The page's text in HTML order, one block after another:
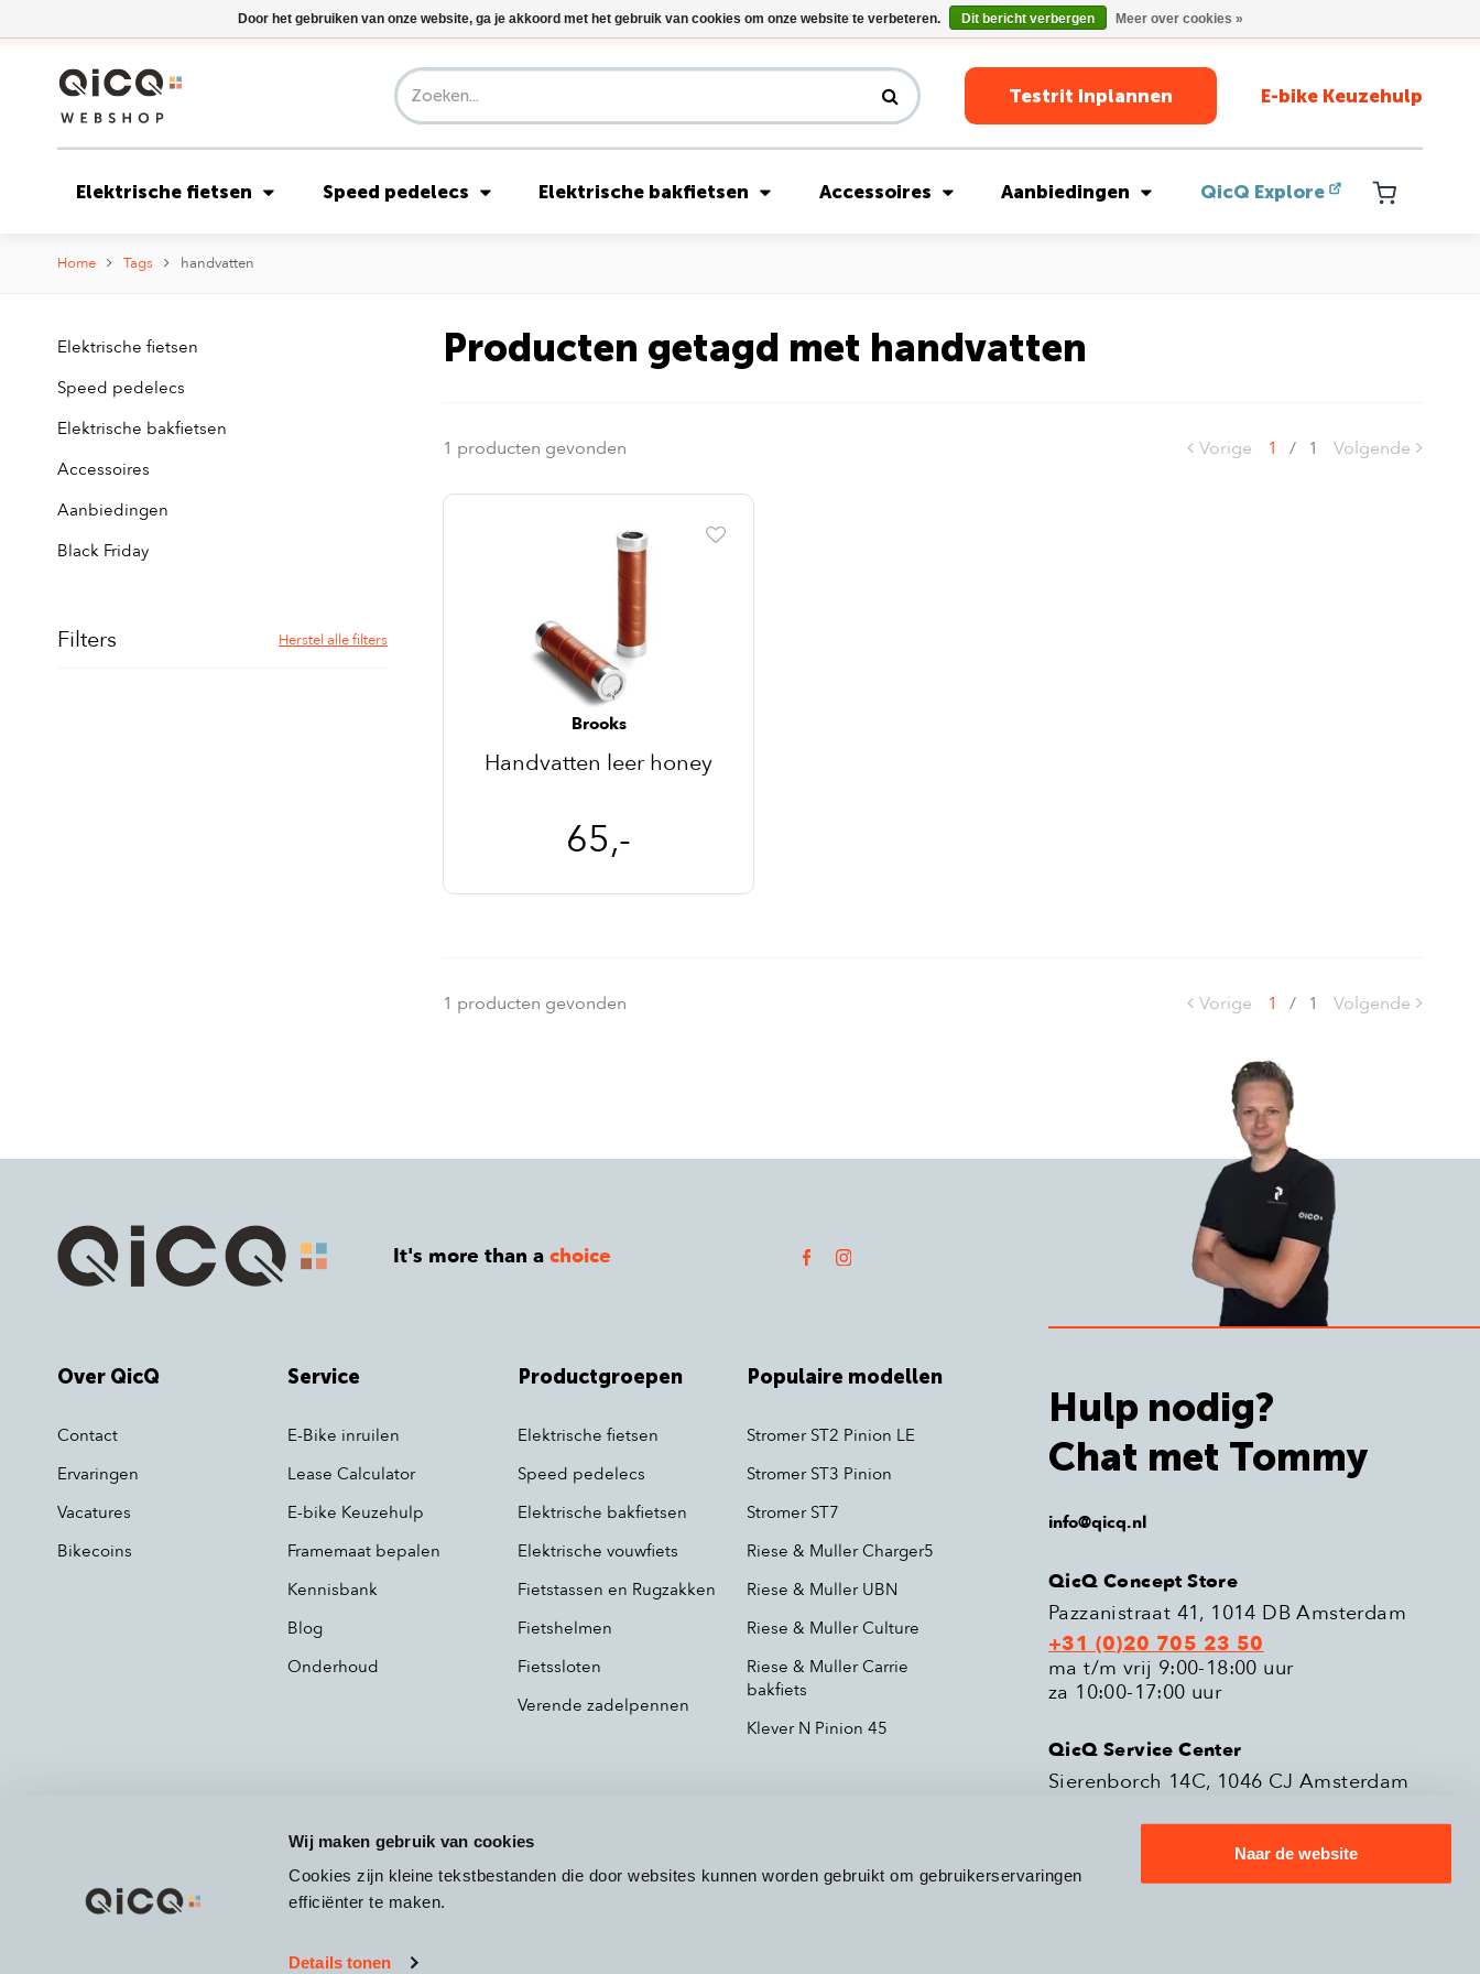
Wij maken gebruik van cookies
Cookies zijn kleine tekstbestanden die door websites kunnen worden gebruikt om gebruikerservaringen
efficiënter te maken.
Details tonen
Naar de website
Riese & Müller Nevo5 Silent Core nu direct uit voorraad leverbaar!
Testrit Inplannen E-bike Keuzehulp
Elektrische fietsen Speed pedelecs Elektrische bakfietsen Accessoires Aanbiedingen QicQ Explore
Home Tags handvatten
Elektrische fietsen
Speed pedelecs
Elektrische bakfietsen
Accessoires
Aanbiedingen
Black Friday
Filters Herstel alle filters
Producten getagd met handvatten
1 producten gevonden Vorige 1 / 1 Volgende
Brooks
Handvatten leer honey
65,-
1 producten gevonden Vorige 1 / 1 Volgende
It's more than achoice
Over QicQ
Contact
Ervaringen
Vacatures
Bikecoins
Service
E-Bike inruilen
Lease Calculator
E-bike Keuzehulp
Framemaat bepalen
Kennisbank
Blog
Onderhoud
Productgroepen
Elektrische fietsen
Speed pedelecs
Elektrische bakfietsen
Elektrische vouwfiets
Fietstassen en Rugzakken
Fietshelmen
Fietssloten
Verende zadelpennen
Populaire modellen
Stromer ST2 Pinion LE
Stromer ST3 Pinion
Stromer ST7
Riese & Muller Charger5
Riese & Muller UBN
Riese & Muller Culture
Riese & Muller Carrie
bakfiets
Klever N Pinion 45
Hulp nodig?
Chat met Tommy
info@qicq.nl
QicQ Concept Store
Pazzanistraat 41, 1014 DB Amsterdam
+31 (0)20 705 23 50
ma t/m vrij 9:00-18:00 uur
za 10:00-17:00 uur
QicQ Service Center
Sierenborch 14C, 1046 CJ Amsterdam
Door het gebruiken van onze website, ga je akkoord met het gebruik van cookies om onze website te verbeteren. Dit bericht verbergen Meer over cookies »